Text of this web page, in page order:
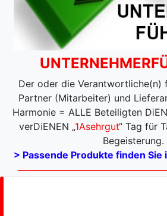
Der oder die Verantwortliche(n)
Partner (Mitarbeiter) und
Harmonie = ALLE Beteiligten Di
verDiENEN „1Asehrgut“ Tag für
Begeisterung.
> Passende Produkte finden Sie